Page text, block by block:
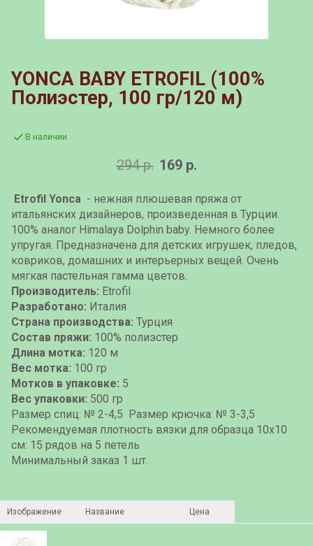
YONCA BABY ETROFIL (100%
Полиэстер, 100 гр/120 м)
В наличии
294 р. 169 р.
Etrofil Yonca - нежная плюшевая пряжа от
итальянских дизайнеров, произведенная в Турции.
100% аналог Himalaya Dolphin baby. Немного более
упругая. Предназначена для детских игрушек, пледов,
ковриков, домашних и интерьерных вещей. Очень
мягкая пастельная гамма цветов.
Производитель: Etrofil
Разработано: Италия
Страна производства: Турция
Состав пряжи: 100% полиэстер
Длина мотка: 120 м
Вес мотка: 100 гр
Мотков в упаковке: 5
Вес упаковки: 500 гр
Размер спиц: № 2-4,5 Размер крючка: № 3-3,5
Рекомендуемая плотность вязки для образца 10х10
см: 15 рядов на 5 петель
Минимальный заказ 1 шт.
Изображение Название Цена